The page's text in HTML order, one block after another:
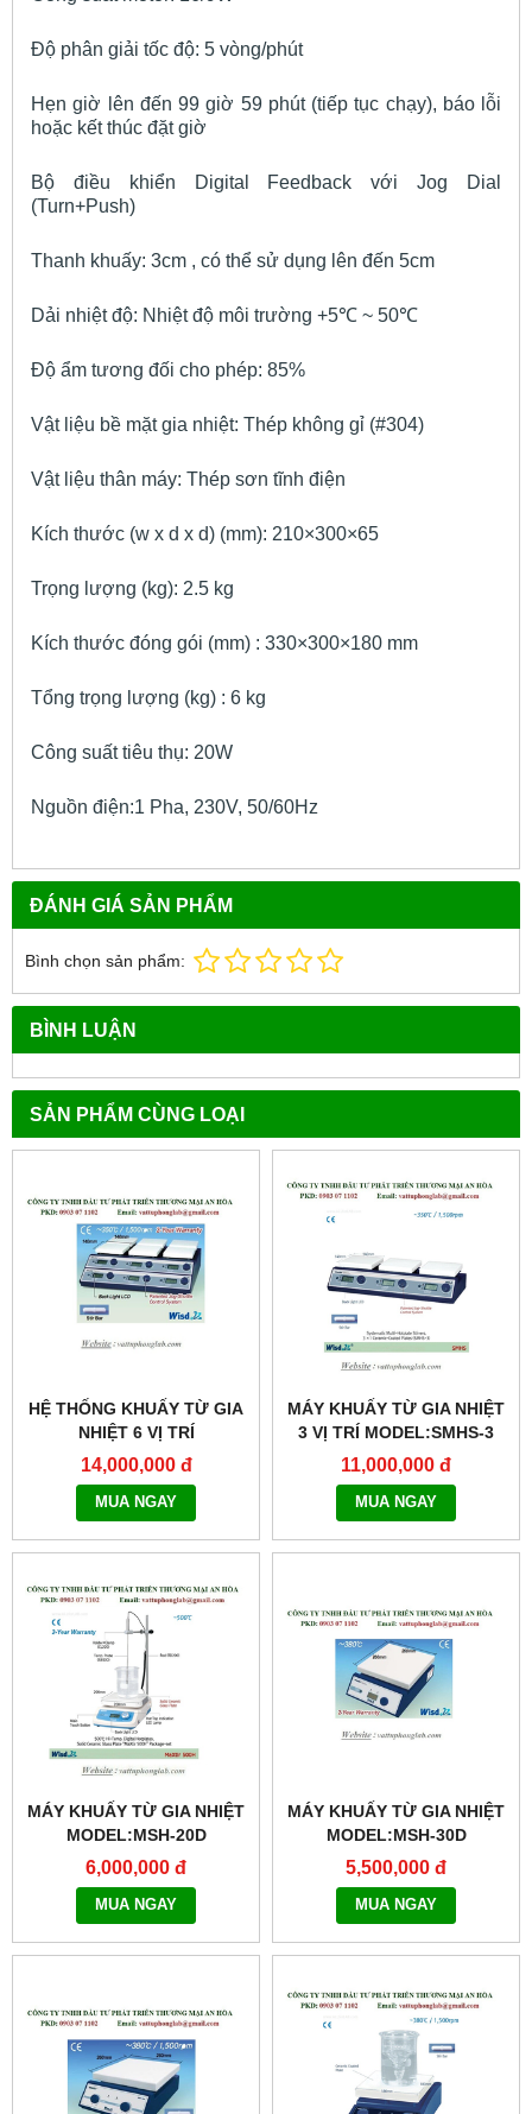
Độ phân giải tốc độ: 5 vòng/phút
Hẹn giờ lên đến 99 giờ 59 phút (tiếp tục chạy), báo lỗi
hoặc kết thúc đặt giờ
Bộ điều khiển Digital Feedback với Jog Dial
(Turn+Push)
Thanh khuấy: 3cm , có thể sử dụng lên đến 5cm
Dải nhiệt độ: Nhiệt độ môi trường +5℃ ~ 50℃
Độ ẩm tương đối cho phép: 85%
Vật liệu bề mặt gia nhiệt: Thép không gỉ (#304)
Vật liệu thân máy: Thép sơn tĩnh điện
Kích thước (w x d x d) (mm): 210×300×65
Trọng lượng (kg): 2.5 kg
Kích thước đóng gói (mm) : 330×300×180 mm
Tổng trọng lượng (kg) : 6 kg
Công suất tiêu thụ: 20W
Nguồn điện:1 Pha, 230V, 50/60Hz
ĐÁNH GIÁ SẢN PHẨM
Bình chọn sản phẩm:
BÌNH LUẬN
SẢN PHẨM CÙNG LOẠI
HỆ THỐNG KHUẤY TỪ GIA
NHIỆT 6 VỊ TRÍ
MODEL:SMHS-6
14,000,000 đ
MUA NGAY
MÁY KHUẤY TỪ GIA NHIỆT
3 VỊ TRÍ MODEL:SMHS-3
11,000,000 đ
MUA NGAY
MÁY KHUẤY TỪ GIA NHIỆT
MODEL:MSH-20D
6,000,000 đ
MUA NGAY
MÁY KHUẤY TỪ GIA NHIỆT
MODEL:MSH-30D
5,500,000 đ
MUA NGAY